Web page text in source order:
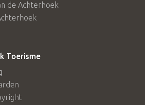
de Achterhoek
Toerisme